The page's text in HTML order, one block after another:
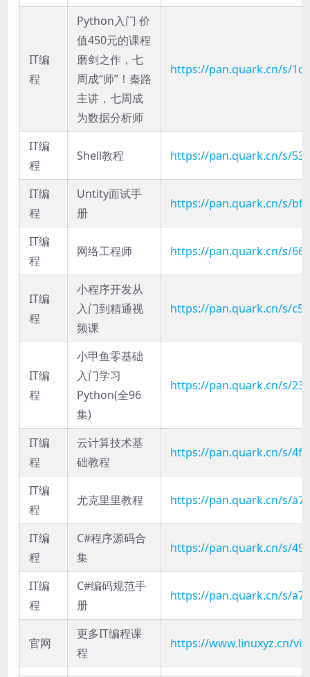
IT编
程
Python入门 价
值450元的课程
磨剑之作，七
周成“师”！秦路
主讲，七周成
为数据分析师
https://pan.quark.cn/s/
IT编
程
Shell教程 https://pan.quark.cn/s/
IT编
程
Untity面试手
册
https://pan.quark.cn/s/
IT编
程
网络工程师 https://pan.quark.cn/s/
IT编
程
小程序开发从
入门到精通视
频课
https://pan.quark.cn/s/
IT编
程
小甲鱼零基础
入门学习
Python(全96
集)
https://pan.quark.cn/s/
IT编
程
云计算技术基
础教程
https://pan.quark.cn/s/
IT编
程
尤克里里教程 https://pan.quark.cn/s/
IT编
程
C#程序源码合
集
https://pan.quark.cn/s/
IT编
程
C#编码规范手
册
https://pan.quark.cn/s/
官网
更多IT编程课
程
https://www.linuxyz.cn/